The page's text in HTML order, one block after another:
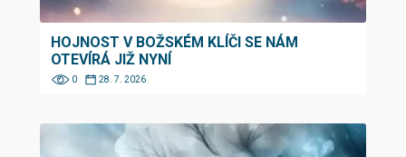
HOJNOST V BOŽSKÉM KLÍČI SE NÁM
OTEVÍRÁ JIŽ NYNÍ
0 28. 7. 2026